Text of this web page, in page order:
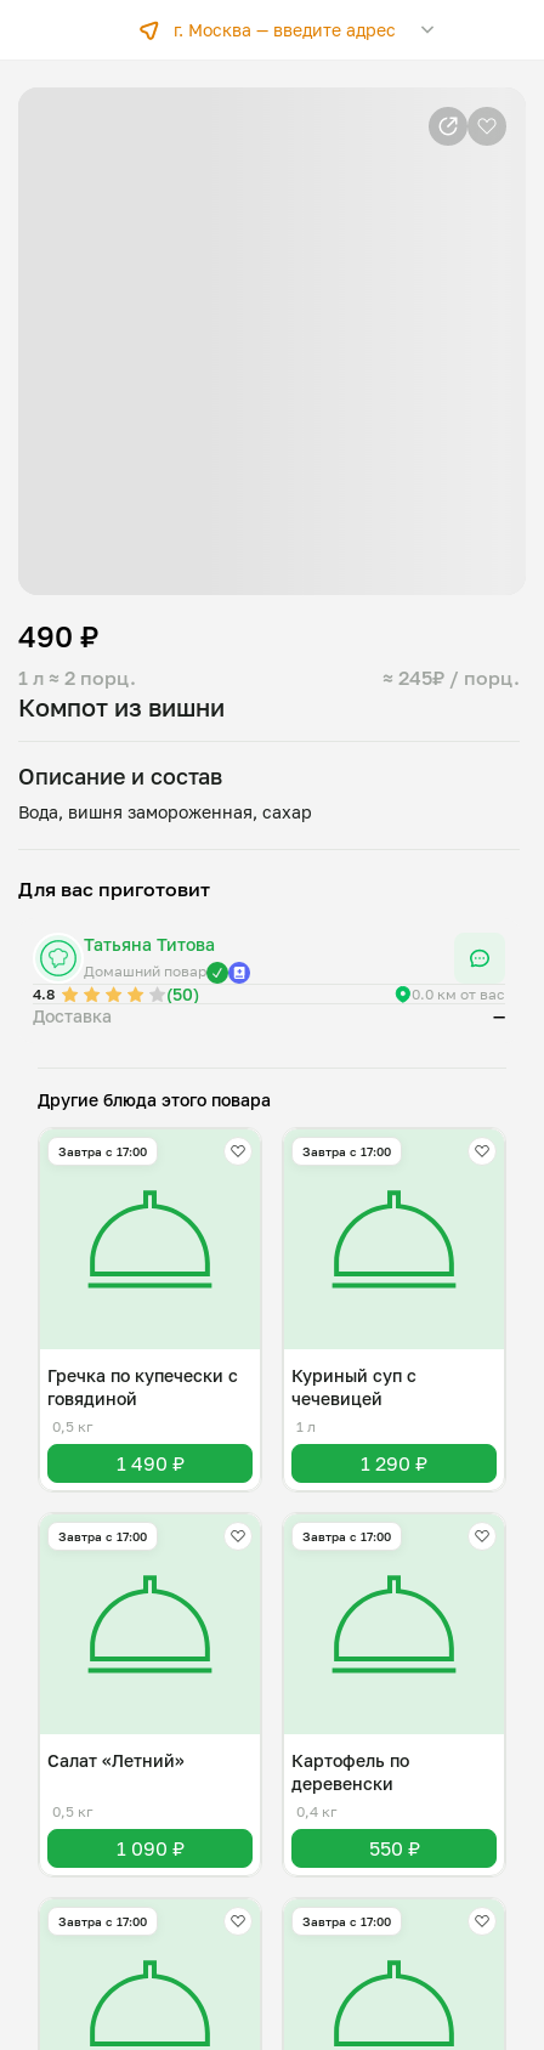
г. Москва —введите адрес
Компот из вишни
1 л ≈ 2 порц. ≈ 245₽ / порц.
490 ₽
Описание и состав
Для вас приготовит
Татьяна Титова
Домашний повар
4.8
(50) 0.0 км от вас
Доставка —
Другие блюда этого повара
Завтра c 17:00
Гречка по купечески с
говядиной
0,5 кг
1 490 ₽
Завтра c 17:00
Куриный суп с
чечевицей
1 л
1 290 ₽
Завтра c 17:00
Салат «Летний»
0,5 кг
1 090 ₽
Завтра c 17:00
Картофель по
деревенски
0,4 кг
550 ₽
Завтра c 17:00 Завтра c 17:00